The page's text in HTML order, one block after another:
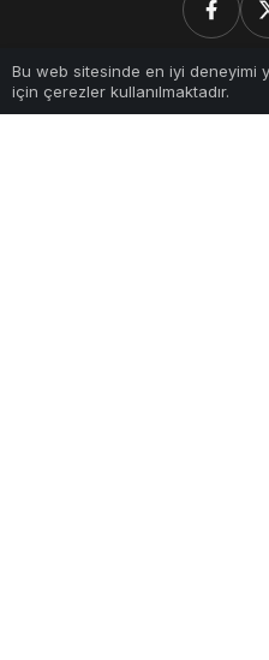
Bu web sitesinde en iyi deneyimi
için çerezler kullanılmaktadır.
Anasayfa Akış
Kurumsal